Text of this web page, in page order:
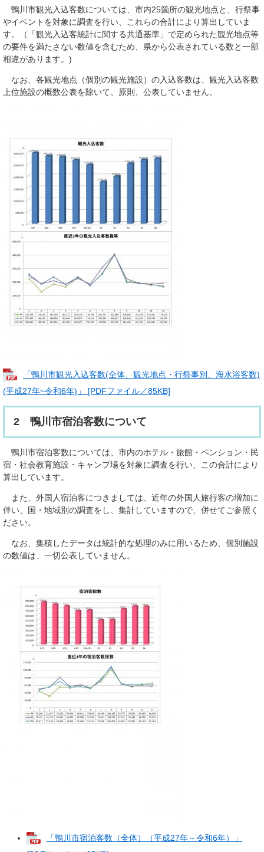
鴨川市観光入込客数については、市内25箇所の観光地点と、行祭事
やイベントを対象に調査を行い、これらの合計により算出していま
す。（「観光入込客統計に関する共通基準」で定められた観光地点等
の要件を満たさない数値を含むため、県から公表されている数と一部
相違があります。)
なお、各観光地点（個別の観光施設）の入込客数は、観光入込客数
上位施設の概数公表を除いて、原則、公表していません。
「鴨川市観光入込客数(全体、観光地点・行祭事別、海水浴客数)
(平成27年~令和6年)」 [PDFファイル／85KB]
2 鴨川市宿泊客数について
鴨川市宿泊客数については、市内のホテル・旅館・ペンション・民
宿・社会教育施設・キャンプ場を対象に調査を行い、この合計により
算出しています。
また、外国人宿泊客につきましては、近年の外国人旅行客の増加に
伴い、国・地域別の調査をし、集計していますので、併せてご参照く
ださい。
なお、集積したデータは統計的な処理のみに用いるため、個別施設
の数値は、一切公表していません。
「鴨川市宿泊客数（全体）（平成27年～令和6年）」